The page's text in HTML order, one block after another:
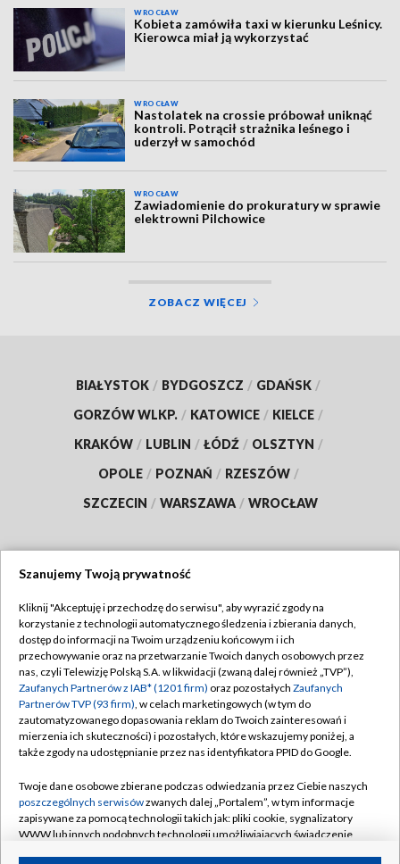
WROCŁAW
Kobieta zamówiła taxi w kierunku Leśnicy.
Kierowca miał ją wykorzystać
WROCŁAW
Nastolatek na crossie próbował uniknąć
kontroli. Potrącił strażnika leśnego i
uderzył w samochód
WROCŁAW
Zawiadomienie do prokuratury w sprawie
elektrowni Pilchowice
ZOBACZ WIĘCEJ
BIAŁYSTOK / BYDGOSZCZ / GDAŃSK /
GORZÓW WLKP. / KATOWICE / KIELCE /
KRAKÓW / LUBLIN / ŁÓDŹ / OLSZTYN /
OPOLE / POZNAŃ / RZESZÓW /
SZCZECIN / WARSZAWA / WROCŁAW
TVP
Abonament TVP
Emisja w TVP
Centrum informacji TVP
Naziemna Telewizja Cyfrowa
Rada Programowa
System NOS
Informacje o nadawcy
Regulamin TVP
Polityka prywatności
Moje zgody
Pomoc
Kontakt
Kanały
Szanujemy Twoją prywatność
Kliknij "Akceptuję i przechodzę do serwisu", aby wyrazić zgody na
korzystanie z technologii automatycznego śledzenia i zbierania danych,
dostęp do informacji na Twoim urządzeniu końcowym i ich
przechowywanie oraz na przetwarzanie Twoich danych osobowych przez
nas, czyli Telewizję Polską S.A. w likwidacji (zwaną dalej również „TVP”),
Zaufanych Partnerów z IAB* (1201 firm) oraz pozostałych Zaufanych
Partnerów TVP (93 firm), w celach marketingowych (w tym do
zautomatyzowanego dopasowania reklam do Twoich zainteresowań i
mierzenia ich skuteczności) i pozostałych, które wskazujemy poniżej, a
także zgody na udostępnianie przez nas identyfikatora PPID do Google.
Twoje dane osobowe zbierane podczas odwiedzania przez Ciebie naszych
poszczególnych serwisówzwanych dalej „Portalem”, w tym informacje
zapisywane za pomocą technologii takich jak: pliki cookie, sygnalizatory
WWW lub innych podobnych technologii umożliwiających świadczenie